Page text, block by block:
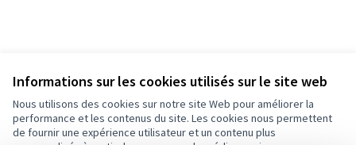
Informations sur les cookies utilisés sur le site web
Nous utilisons des cookies sur notre site Web pour améliorer la
performance et les contenus du site. Les cookies nous permettent
de fournir une expérience utilisateur et un contenu plus